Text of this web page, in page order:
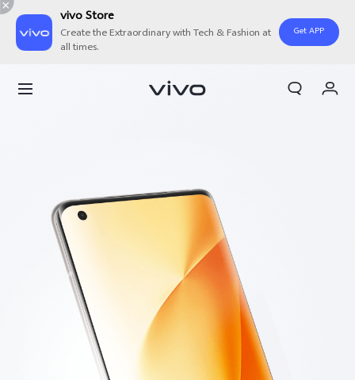
vivo Store
Create the Extraordinary with Tech & Fashion at
all times.
Get APP